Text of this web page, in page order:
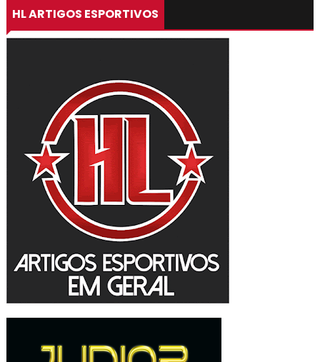
HL ARTIGOS ESPORTIVOS